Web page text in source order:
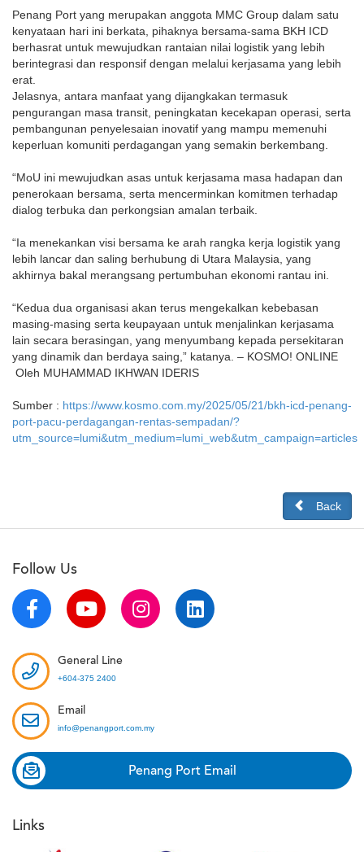
Penang Port yang merupakan anggota MMC Group dalam satu
kenyataan hari ini berkata, pihaknya bersama-sama BKH ICD
berhasrat untuk mewujudkan rantaian nilai logistik yang lebih
berintegrasi dan responsif dengan melalui kerjasama yang lebih
erat.
Jelasnya, antara manfaat yang dijangkakan termasuk
pengurangan masa transit, peningkatan kecekapan operasi, serta
pembangunan penyelesaian inovatif yang mampu memenuhi
keperluan komuniti perdagangan yang semakin berkembang.
“MoU ini mewujudkan asas untuk kerjasama masa hadapan dan
penerokaan bersama, serta mencerminkan komitmen terhadap
dialog terbuka dan perkongsian amalan terbaik.
“Ia menekankan visi bersama ke arah rangka kerja logistik yang
lebih lancar dan saling berhubung di Utara Malaysia, yang
akhirnya bakal merangsang pertumbuhan ekonomi rantau ini.
“Kedua dua organisasi akan terus mengekalkan kebebasan
masing-masing serta keupayaan untuk menjalinkan kerjasama
lain secara berasingan, yang menyumbang kepada persekitaran
yang dinamik dan berdaya saing,” katanya. – KOSMO! ONLINE
Oleh MUHAMMAD IKHWAN IDERIS
Sumber : https://www.kosmo.com.my/2025/05/21/bkh-icd-penang-
port-pacu-perdagangan-rentas-sempadan/?
utm_source=lumi&utm_medium=lumi_web&utm_campaign=articles
Back
Follow Us
General Line
+604-375 2400
Email
info@penangport.com.my
Penang Port Email
Links